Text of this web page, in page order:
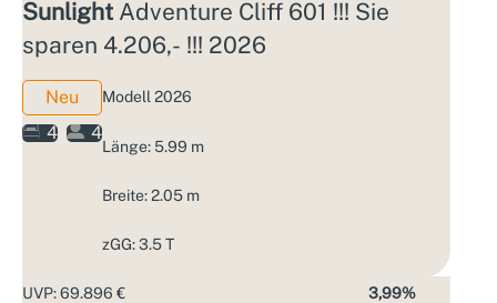
Sunlight Adventure Cliff 601 !!! Sie
sparen 4.206,- !!! 2026
Neu
4
4
Modell 2026
Länge: 5.99 m
Breite: 2.05 m
zGG: 3.5 T
UVP: 69.896 € 3,99%